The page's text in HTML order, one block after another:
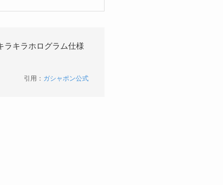
ラキラホログラム仕様
引用： ガシャポン公式